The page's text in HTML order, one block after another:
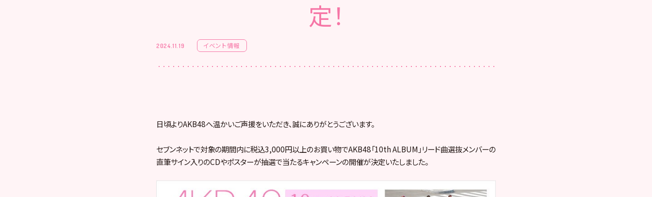
定！
2024.11.19 イベント情報
日頃よりAKB48へ温かいご声援をいただき、誠にありがとうございます。
セブンネットで対象の期間内に税込3,000円以上のお買い物でAKB48「10th ALBUM」リード曲選抜メンバーの
直筆サイン入りのCDやポスターが抽選で当たるキャンペーンの開催が決定いたしました。